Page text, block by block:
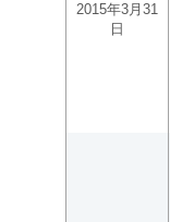
2015年3月31
日